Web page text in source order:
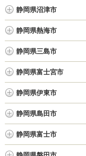
静岡県沼津市
静岡県熱海市
静岡県三島市
静岡県富士宮市
静岡県伊東市
静岡県島田市
静岡県富士市